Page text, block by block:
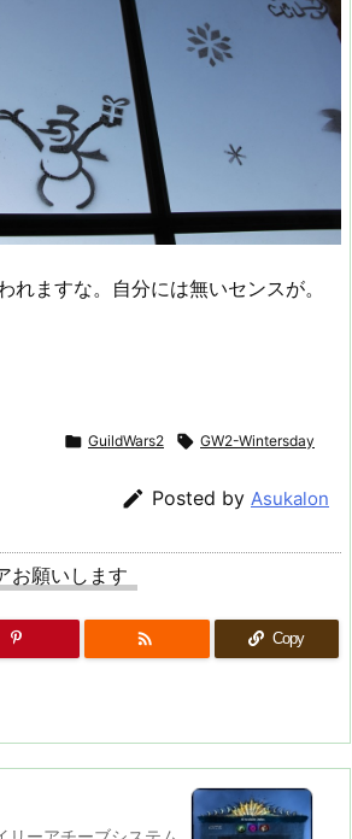
れますな。自分には無いセンスが。
 GuildWars2  GW2-Wintersday
 Posted by Asukalon
お願いします
 Copy